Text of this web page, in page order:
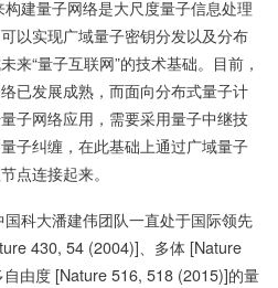
量子网络是大尺度量子信息处理
以实现广域量子密钥分发以及分布
来“量子互联网”的技术基础。目前，
已发展成熟，而面向分布式量子计
子网络应用，需要采用量子中继技
子纠缠，在此基础上通过广域量子
点连接起来。
大潘建伟团队一直处于国际领先
430, 54 (2004)]、多体 [Nature
由度 [Nature 516, 518 (2015)]的量